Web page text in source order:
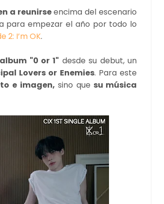
a reunirseencima del escenario
para empezar el año por todo lo
2: I’m OK.
"0 or 1" desde su debut, un
Lovers or Enemies. Para este
e imagen, sino que su música